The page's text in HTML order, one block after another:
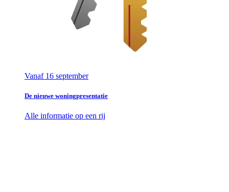
Vanaf 16 september
De nieuwe woningpresentatie
Alle informatie op een rij